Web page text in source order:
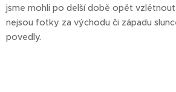
jsme mohli po delší době opět
nejsou fotky za východu či západu
povedly.